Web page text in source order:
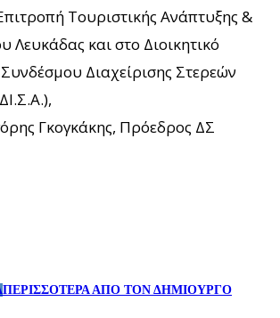
Τουριστικής Ανάπτυξης &
και στο Διοικητικό
Διαχείρισης Στερεών
Γκογκάκης, Πρόεδρος ΔΣ
ΠΕΡΙΣΣΟΤΕΡΑ ΑΠΟ ΤΟΝ ΔΗΜΙΟΥΡΓΟ